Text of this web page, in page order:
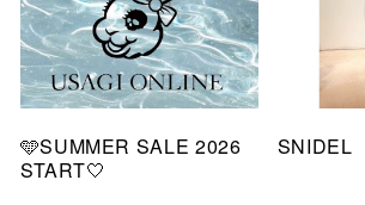
🩵SUMMER SALE 2026
START🤍
SNIDEL